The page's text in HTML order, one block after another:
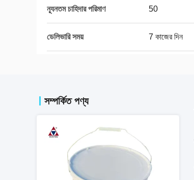
ন্যূনতম চাহিদার পরিমাণ 50
ডেলিভারি সময় 7 কাজের দিন
সম্পর্কিত পণ্য